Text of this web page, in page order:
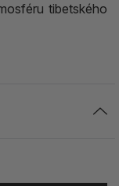
tibetského